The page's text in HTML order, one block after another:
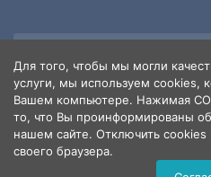
Пользователи 3
Материалы
Кол-во просмотров материалов
Для того, чтобы мы могли
услуги, мы используем cookies,
Вашем компьютере. Нажимая
то, что Вы проинформированы
нашем сайте. Отключить
своего браузера.